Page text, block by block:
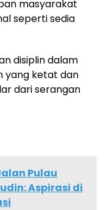
masyarakat
seperti sedia
disiplin dalam
yang ketat dan
dari serangan
Pulau
Aspirasi di